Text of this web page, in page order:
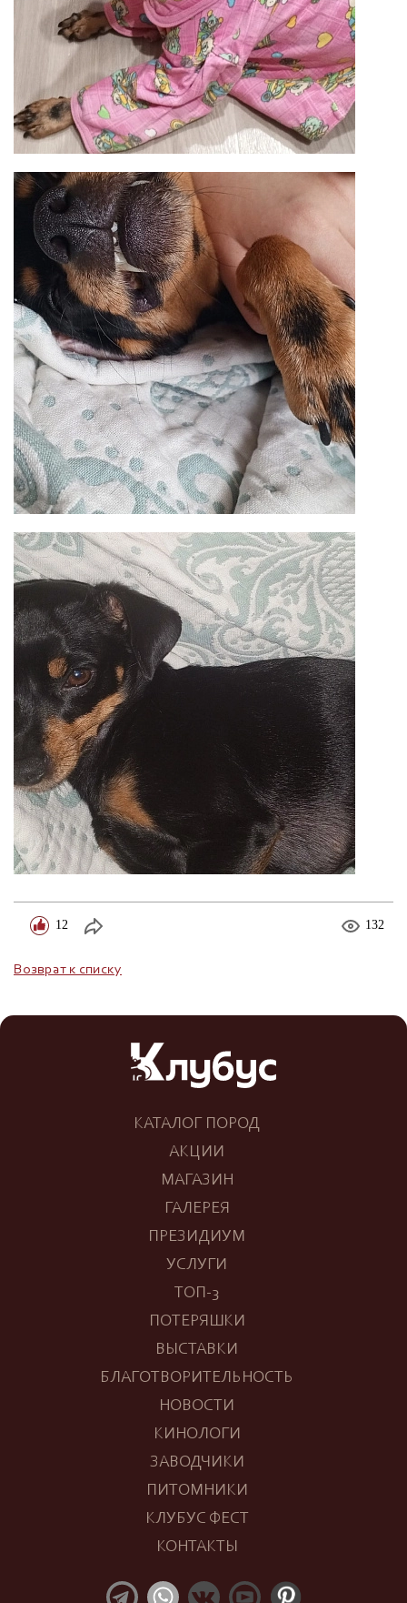
12 132
Возврат к списку
КАТАЛОГ ПОРОД
АКЦИИ
МАГАЗИН
ГАЛЕРЕЯ
ПРЕЗИДИУМ
УСЛУГИ
ТОП-3
ПОТЕРЯШКИ
ВЫСТАВКИ
БЛАГОТВОРИТЕЛЬНОСТЬ
НОВОСТИ
КИНОЛОГИ
ЗАВОДЧИКИ
ПИТОМНИКИ
КЛУБУС ФЕСТ
КОНТАКТЫ